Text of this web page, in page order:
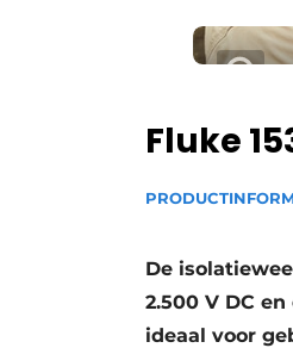
Meest
Podcasts
Fluke
De
2.500 V DC
ideaal voor